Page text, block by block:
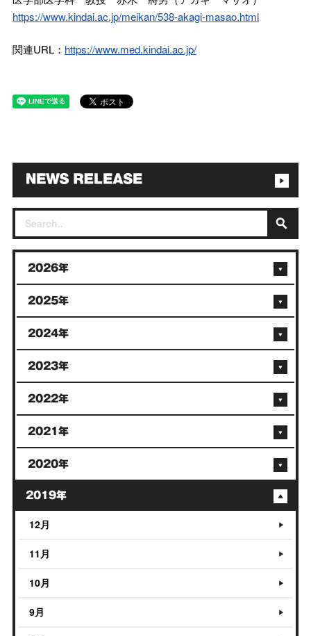
https://www.kindai.ac.jp/meikan/538-akagi-masao.html
関連URL： https://www.med.kindai.ac.jp/
2026年
2025年
2024年
2023年
2022年
2021年
2020年
2019年
12月
11月
10月
9月